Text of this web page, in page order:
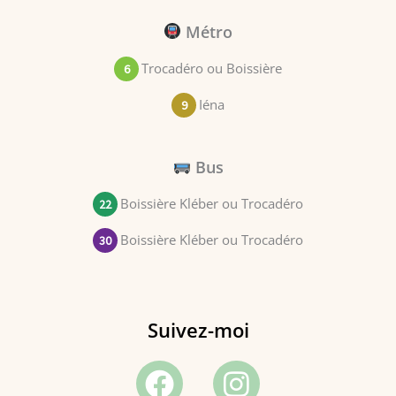
Métro
6 Trocadéro ou Boissière
9 Iéna
Bus
22 Boissière Kléber ou Trocadéro
30 Boissière Kléber ou Trocadéro
Suivez-moi
FacebookInstagram
YoutubeLinkedin